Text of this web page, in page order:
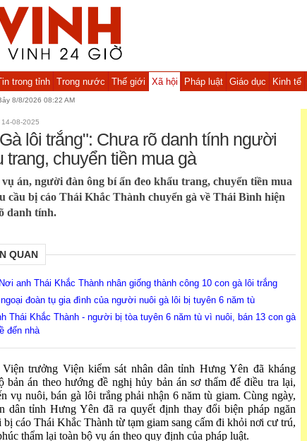
trong tỉnh Trong nước Thế giới Xã hội Pháp luật Giáo dục Kinh tế
8/8/2026 08:22 AM
08-2025
lôi trắng": Chưa rõ danh tính người
trang, chuyển tiền mua gà
vụ án, người đàn ông bí ẩn đeo khẩu trang, chuyển tiền mua
cầu bị cáo Thái Khắc Thành chuyển gà về Thái Bình hiện
danh tính.
QUAN
anh Thái Khắc Thành nhân giống thành công 10 con gà lôi trắng
đoàn tụ gia đình của người nuôi gà lôi bị tuyên 6 năm tù
Thái Khắc Thành - người bị tòa tuyên 6 năm tù vì nuôi, bán 13 con gà
đến nhà
trưởng Viện kiểm sát nhân dân tỉnh Hưng Yên đã kháng
bản án theo hướng đề nghị hủy bản án sơ thẩm để điều tra lại,
vụ nuôi, bán gà lôi trắng phải nhận 6 năm tù giam. Cùng ngày,
dân tỉnh Hưng Yên đã ra quyết định thay đổi biện pháp ngăn
bị cáo Thái Khắc Thành từ tạm giam sang cấm đi khỏi nơi cư trú,
thẩm lại toàn bộ vụ án theo quy định của pháp luật.